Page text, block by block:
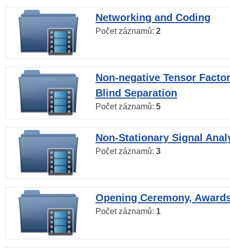
Networking and Coding
Počet záznamů: 2
Non-negative Tensor
Blind Separation
Počet záznamů: 5
Non-Stationary Signal
Počet záznamů: 3
Opening Ceremony,
Počet záznamů: 1